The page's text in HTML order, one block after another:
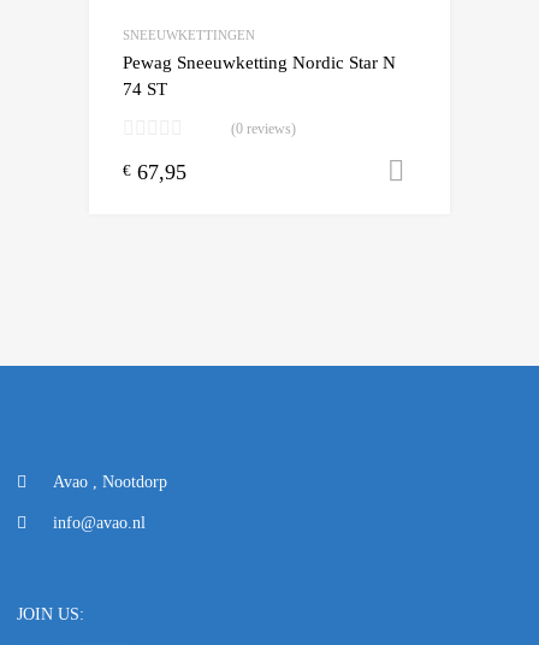
SNEEUWKETTINGEN
Pewag Sneeuwketting Nordic Star N
74 ST
(0 reviews)
€ 67,95
Avao , Nootdorp
info@avao.nl
JOIN US: